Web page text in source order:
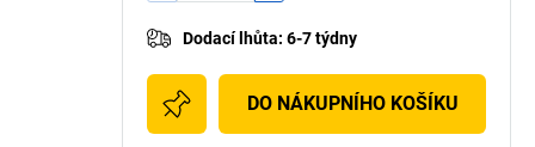
Dodací lhůta: 6-7 týdny
DO NÁKUPNÍHO KOŠÍKU